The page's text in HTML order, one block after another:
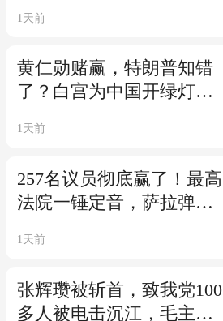
1天前
黄仁勋赌赢，特朗普知错
了？白宫为中国开绿灯，
1天前
257名议员彻底赢了！最高
法院一锤定音，萨拉弹劾
1天前
张辉瓒被斩首，致我党100
多人被电击沉江，毛主